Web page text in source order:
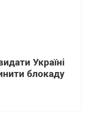
Україні
блокаду